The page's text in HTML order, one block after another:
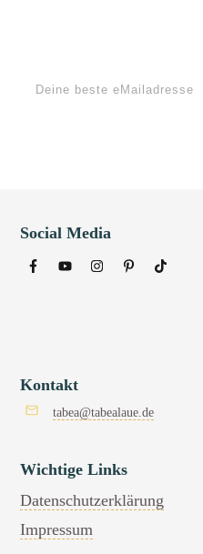
Social Media
Kontakt
tabea@tabealaue.de
Wichtige Links
Datenschutzerklärung
Impressum